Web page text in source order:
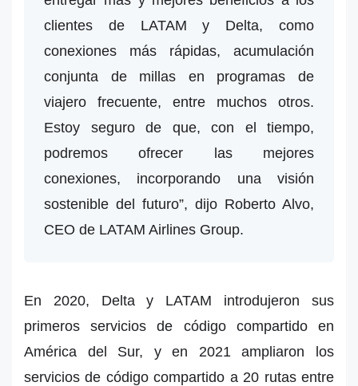
clientes de LATAM y Delta, como
conexiones más rápidas, acumulación
conjunta de millas en programas de
viajero frecuente, entre muchos otros.
Estoy seguro de que, con el tiempo,
podremos ofrecer las mejores
conexiones, incorporando una visión
sostenible del futuro”, dijo Roberto Alvo,
CEO de LATAM Airlines Group.
En 2020, Delta y LATAM introdujeron sus
primeros servicios de código compartido en
América del Sur, y en 2021 ampliaron los
servicios de código compartido a 20 rutas entre